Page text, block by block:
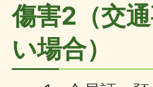
傷害2（交
い場合）